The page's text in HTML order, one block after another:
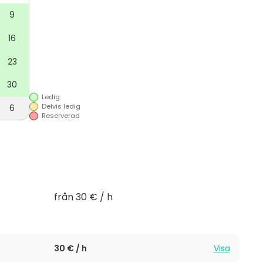
9
16
23
30
6
Ledig
Delvis ledig
Reserverad
från 30 € / h
30 € / h Visa